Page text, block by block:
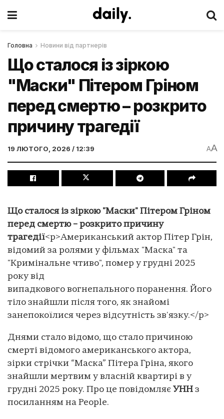
Головна Новини від партнерів
Що сталося із зіркою
"Маски" Пітером Гріном
перед смертю – розкрито
причину трагедії
19 ЛЮТОГО, 2026 / 12:39 AA
Що сталося із зіркою "Маски" Пітером Гріном
перед смертю – розкрито причину
трагедії<p>Американський актор Пітер Грін,
відомий за ролями у фільмах "Маска" та
"Кримінальне чтиво", помер у грудні 2025
року від
випадкового вогнепального поранення. Його
тіло знайшли після того, як знайомі
занепокоїлися через відсутність зв'язку.</p>
Днями стало відомо, що стало причиною
смерті відомого американського актора,
зірки стрічки “Маска” Пітера Гріна, якого
знайшли мертвим у власній квартирі в у
грудні 2025 року. Про це повідомляє УНН з
посиланням на People.